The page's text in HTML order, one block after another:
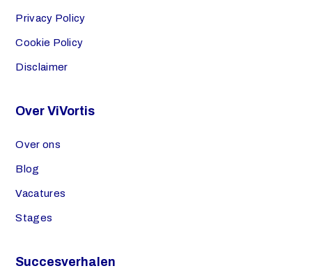
Privacy Policy
Cookie Policy
Disclaimer
Over ViVortis
Over ons
Blog
Vacatures
Stages
Succesverhalen